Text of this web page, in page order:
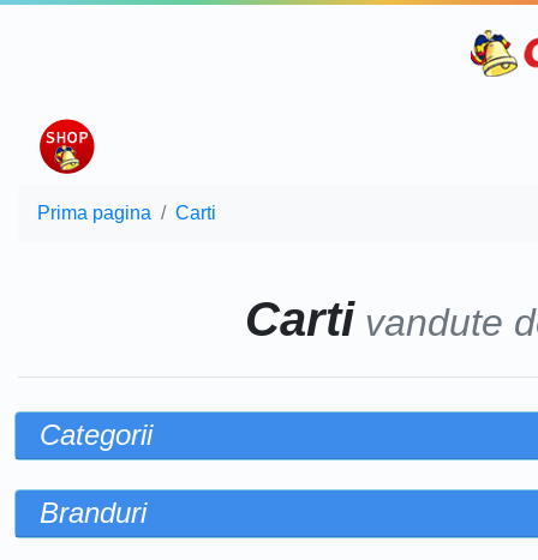
Prima pagina Carti
Carti vandute
Categorii
Branduri